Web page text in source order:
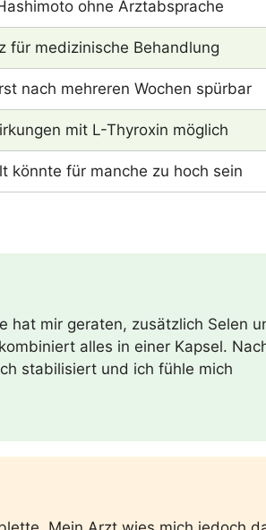
ohne Arztabsprache
für medizinische Behandlung
nach mehreren Wochen spürbar
mit L-Thyroxin möglich
könnte für manche zu hoch sein
hat mir geraten, zusätzlich Selen
alles in einer Kapsel.
stabilisiert und ich fühle mich